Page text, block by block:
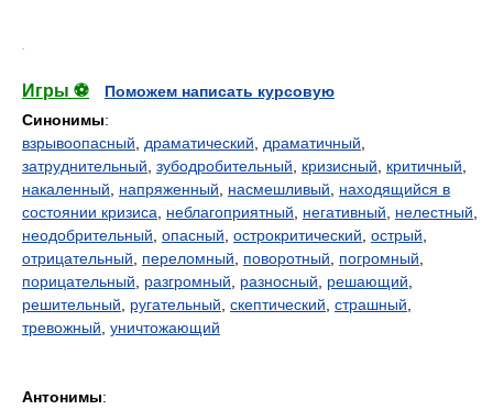
Игры ⚽
Поможем написать курсовую
Синонимы:
взрывоопасный
драматический драматичный
затруднительный зубодробительный кризисный критичный
накаленный
напряженный насмешливый
находящийся в
состоянии кризиса
неблагоприятный негативный нелестный
неодобрительный опасный острокритический острый
отрицательный
переломный поворотный погромный
порицательный
разгромный разносный решающий
решительный
ругательный скептический страшный
тревожный уничтожающий
Антонимы: